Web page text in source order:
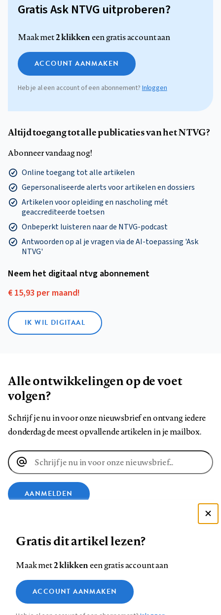
Gratis Ask NTVG uitproberen?
Maak met2 klikkeneen gratis account aan
ACCOUNT AANMAKEN
Heb je al een account of een abonnement?Inloggen
Altijd toegang tot alle publicaties van het NTVG?
Abonneer vandaag nog!
Online toegang tot alle artikelen
Gepersonaliseerde alerts voor artikelen en dossiers
Artikelen voor opleiding en nascholing mét
geaccrediteerde toetsen
Onbeperkt luisteren naar de NTVG-podcast
Antwoorden op al je vragen via de AI-toepassing 'Ask
NTVG'
Neem het digitaal ntvg abonnement
€ 15,93 per maand!
IK WIL DIGITAAL
Alle ontwikkelingen op de voet
volgen?
Schrijf je nu in voor onze nieuwsbrief en ontvang iedere
donderdag de meest opvallende artikelen in je mailbox.
E-
mailadres
AANMELDEN
op
Facebook
op
LinkedIn
op
Bluesky
ons
op
InstagramYouTube
Footer
Contact Colofon Disclaimer Privacy
Medische vragen verdienen
betrouwbare antwoorden
Zie onze cookie policy
Analytische cookies
Gratis dit artikel lezen?
Maak met2 klikkeneen gratis account aan
ACCOUNT AANMAKEN